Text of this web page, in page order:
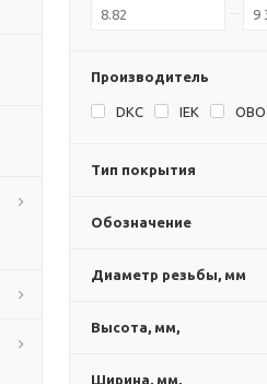
Производитель
DKC IEK
Тип покрытия
Обозначение
Диаметр резьбы, мм
Высота, мм,
Ширина, мм,